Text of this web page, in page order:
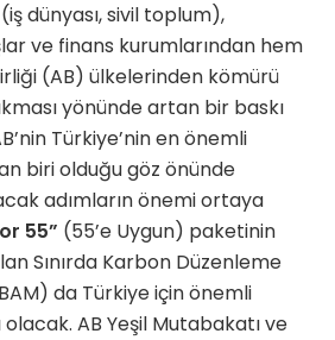
dünyası, sivil toplum),
ve finans kurumlarından hem
(AB) ülkelerinden kömürü
yönünde artan bir baskı
Türkiye’nin en önemli
biri olduğu göz önünde
adımların önemi ortaya
55” (55’e Uygun) paketinin
Sınırda Karbon Düzenleme
da Türkiye için önemli
AB Yeşil Mutabakatı ve